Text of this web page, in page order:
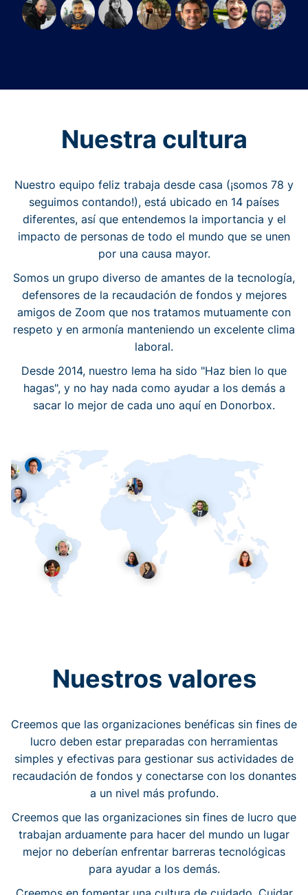
Nuestra cultura
Nuestro equipo feliz trabaja desde casa (¡somos 78 y
seguimos contando!), está ubicado en 14 países
diferentes, así que entendemos la importancia y el
impacto de personas de todo el mundo que se unen
por una causa mayor.
Somos un grupo diverso de amantes de la tecnología,
defensores de la recaudación de fondos y mejores
amigos de Zoom que nos tratamos mutuamente con
respeto y en armonía manteniendo un excelente clima
laboral.
Desde 2014, nuestro lema ha sido "Haz bien lo que
hagas", y no hay nada como ayudar a los demás a
sacar lo mejor de cada uno aquí en Donorbox.
Nuestros valores
Creemos que las organizaciones benéficas sin fines de
lucro deben estar preparadas con herramientas
simples y efectivas para gestionar sus actividades de
recaudación de fondos y conectarse con los donantes
a un nivel más profundo.
Creemos que las organizaciones sin fines de lucro que
trabajan arduamente para hacer del mundo un lugar
mejor no deberían enfrentar barreras tecnológicas
para ayudar a los demás.